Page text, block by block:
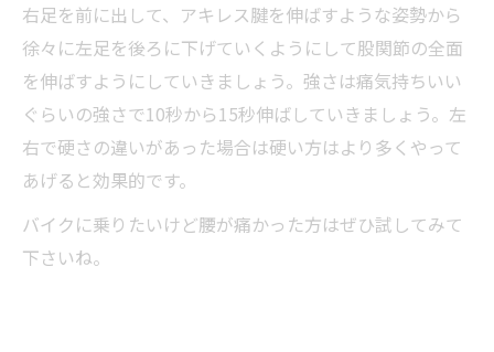
右足を前に出して、アキレス腱を伸ばすような姿勢から
徐々に左足を後ろに下げていくようにして股関節の全面
を伸ばすようにしていきましょう。強さは痛気持ちいい
ぐらいの強さで10秒から15秒伸ばしていきましょう。左
右で硬さの違いがあった場合は硬い方はより多くやって
あげると効果的です。
バイクに乗りたいけど腰が痛かった方はぜひ試してみて
下さいね。